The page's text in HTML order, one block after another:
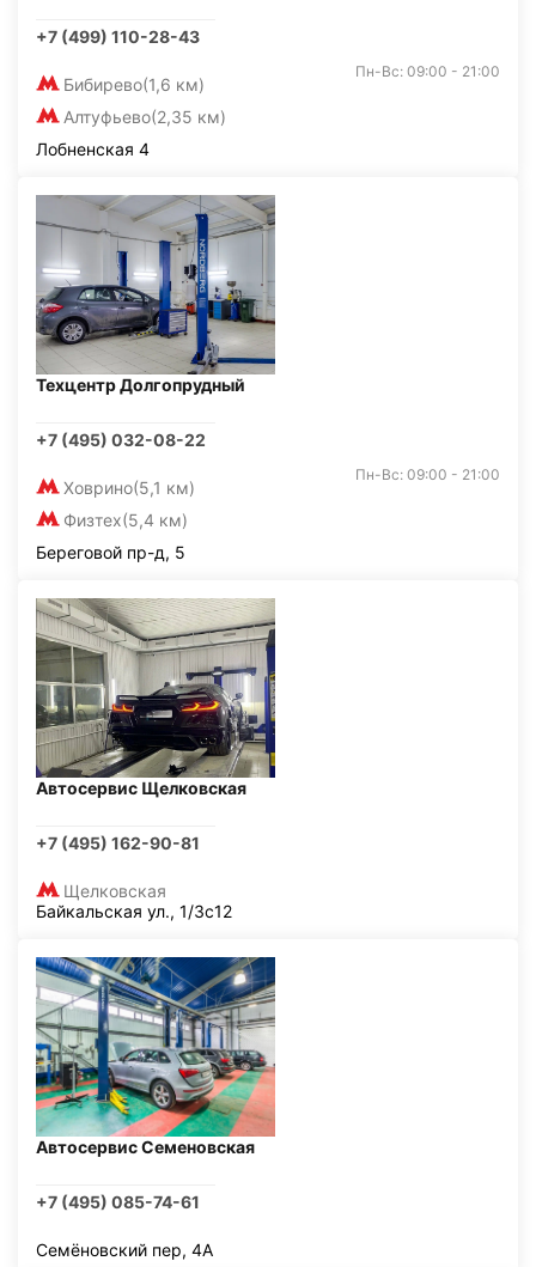
+7 (499) 110-28-43
Бибирево(1,6 км)
Алтуфьево(2,35 км)
Пн-Вс: 09:00 - 21:00
Лобненская 4
Техцентр Долгопрудный
+7 (495) 032-08-22
Ховрино(5,1 км)
Физтех(5,4 км)
Пн-Вс: 09:00 - 21:00
Береговой пр-д, 5
Автосервис Щелковская
+7 (495) 162-90-81
Щелковская
Байкальская ул., 1/3с12
Автосервис Семеновская
+7 (495) 085-74-61
Семёновский пер, 4А